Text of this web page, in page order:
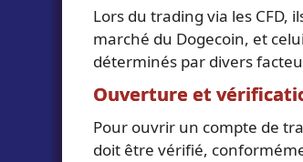
Lors du trading via les CFD,
marché du Dogecoin, et
déterminés par divers
Ouverture et
Pour ouvrir un compte de
doit être vérifié,